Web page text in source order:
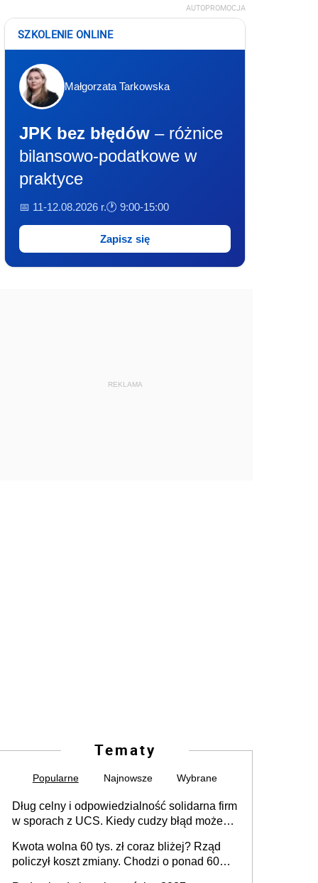
AUTOPROMOCJA
SZKOLENIE ONLINE
Małgorzata Tarkowska
JPK bez błędów – różnice
bilansowo-podatkowe w
praktyce
📅 11-12.08.2026 r.🕐 9:00-15:00
Zapisz się
REKLAMA
Tematy
Popularne Najnowsze Wybrane
Dług celny i odpowiedzialność solidarna firm
w sporach z UCS. Kiedy cudzy błąd może
Kwota wolna 60 tys. zł coraz bliżej? Rząd
policzył koszt zmiany. Chodzi o ponad 60